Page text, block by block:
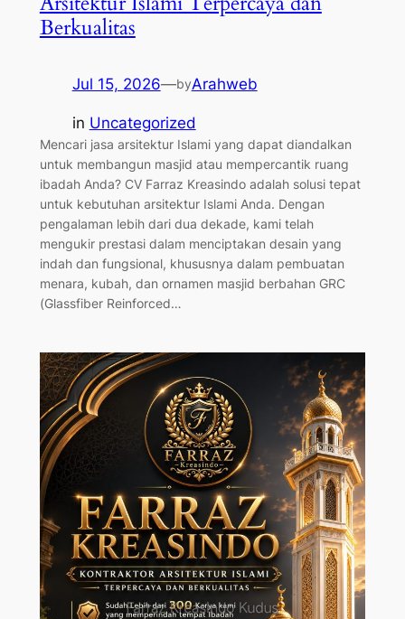
Berkualitas
Jul 15, 2026—byArahweb
in Uncategorized
Mencari jasa arsitektur Islami yang dapat diandalkan
untuk membangun masjid atau mempercantik ruang
ibadah Anda? CV Farraz Kreasindo adalah solusi tepat
untuk kebutuhan arsitektur Islami Anda. Dengan
pengalaman lebih dari dua dekade, kami telah
mengukir prestasi dalam menciptakan desain yang
indah dan fungsional, khususnya dalam pembuatan
menara, kubah, dan ornamen masjid berbahan GRC
(Glassfiber Reinforced…